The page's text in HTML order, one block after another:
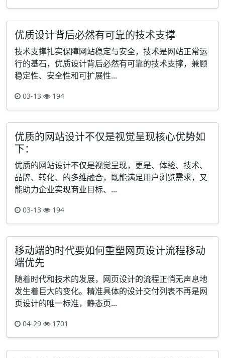
优质设计背后必然有可靠的技术支撑
技术支撑扎实保障网站稳定与安全，技术是网站正常运
行的基石，优质设计背后必然有可靠的技术支撑，兼顾
稳定性、安全性和可扩展性...
03-13 194
优质的网站设计不仅是视觉呈现核心优势如
下：
优质的网站设计不仅是视觉呈现，更是、体验、技术、
品牌、转化、的多维融合，既能满足用户浏览需求，又
能助力企业实现商业目标、...
03-13 194
移动端的时代要如何重塑网页设计流程移动
端优先
随着时代和技术的发展，网页设计的流程正悄无声息地
发生着巨大的变化。精准具体的设计交付列表不再是网
页设计的唯一标准，静态页...
04-29 1701